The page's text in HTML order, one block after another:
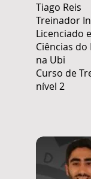
Tiago Reis
Treinador
Licenciado
Ciências
na Ubi
Curso de
nível 2